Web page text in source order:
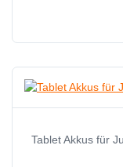
Tablet Akkus für